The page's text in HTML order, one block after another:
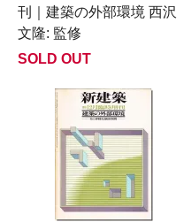
刊｜建築の外部環境 西沢
文隆: 監修
SOLD OUT